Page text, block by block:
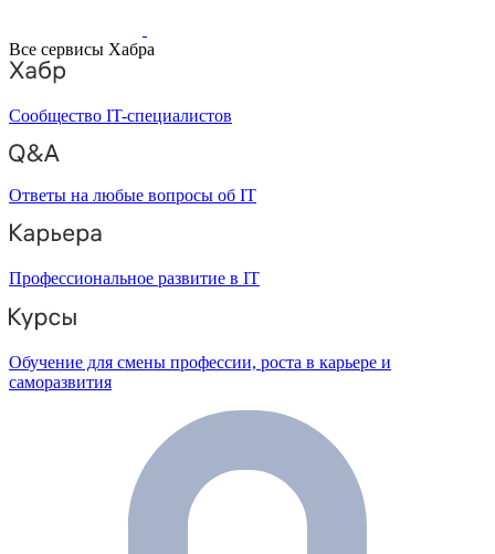
Все сервисы Хабра
Сообщество IT-специалистов
Ответы на любые вопросы об IT
Профессиональное развитие в IT
Обучение для смены профессии, роста в карьере и
саморазвития